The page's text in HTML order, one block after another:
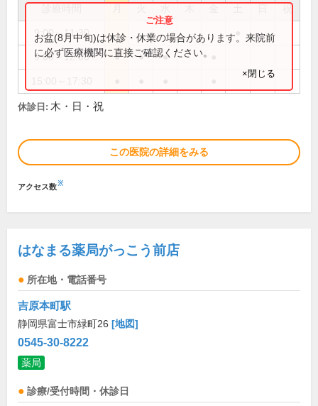
祝
9:00～11:30
9:00～12:00 ● ● ●
お盆(8月中旬)は休診・休業の場合があります。来院前
に必ず医療機関に直接ご確認ください。
×閉じる
休診日: 木・日・祝
この医院の詳細をみる
アクセス数※
はなまる薬局がっこう前店
所在地・電話番号
吉原本町駅
静岡県富士市緑町26 [地図]
0545-30-8222
薬局
診療/受付時間・休診日